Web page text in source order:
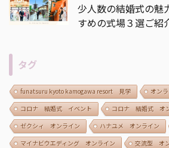
少人数の結婚式の魅
すめの式場３選ご紹
タグ
funatsuru kyoto kamogawa resort 見学 オン
コロナ 結婚式 イベント
コロナ 結婚式 オ
ゼクシィ オンライン
ハナユメ オンライン
マイナビウエディング オンライン
交流型 オ